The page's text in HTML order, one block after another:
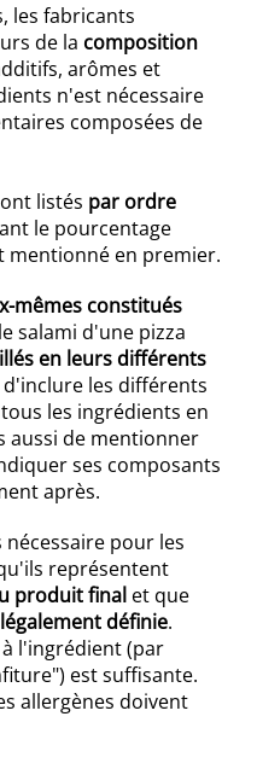
les fabricants
de la composition
arômes et
n'est nécessaire
composées de
listés par ordre
le pourcentage
mentionné en premier.
mêmes constitués
salami d'une pizza
en leurs différents
d'inclure les différents
les ingrédients en
aussi de mentionner
ses composants
après.
pour les
représentent
produit final et que
définie.
l'ingrédient (par
est suffisante.
allergènes doivent